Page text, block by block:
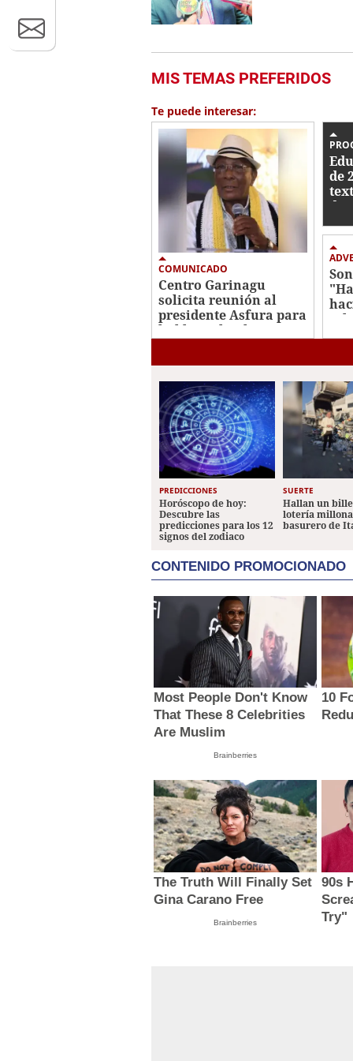
MIS TEMAS PREFERIDOS
Te puede interesar:
COMUNICADO
Centro Garinagu
solicita reunión al
presidente Asfura para
hablar sobre los
de
de
PREDICCIONES
Horóscopo de hoy:
Descubre las
predicciones para los 12
signos del zodiaco
SUERTE
Hallan un
lotería
basurero de
CONTENIDO PROMOCIONADO
Most People Don't Know
That These 8 Celebrities
Are Muslim
Brainberries
10
The Truth Will Finally Set
Gina Carano Free
Brainberries
90s
Try"